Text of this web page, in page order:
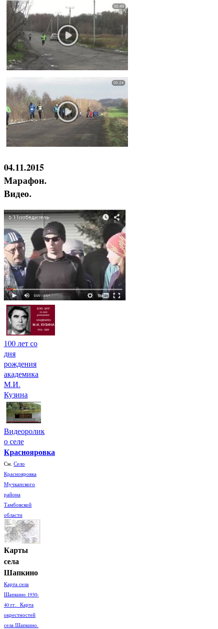
04.11.2015
Марафон.
Видео.
100 лет со
дня
рождения
академика
М.И.
Кузина
Видеоролик
о селе
Краснояровка
См. Село
Краснояровка
Мучкапского
района
Тамбовской
области
Карты
села
Шапкино
Карта села
Шапкино 1930-
40 гг. Карта
окрестностей
села Шапкино.